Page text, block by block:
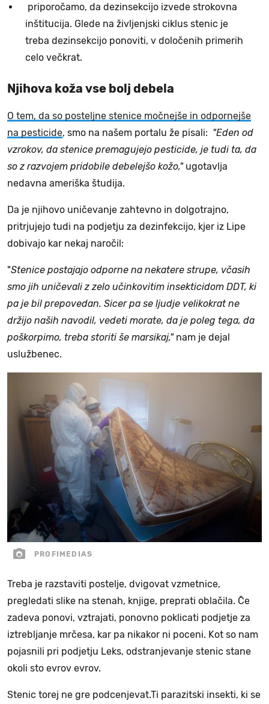
priporočamo, da dezinsekcijo izvede strokovna
inštitucija. Glede na življenjski ciklus stenic je
treba dezinsekcijo ponoviti, v določenih primerih
celo večkrat.
Njihova koža vse bolj debela
O tem, da so posteljne stenice močnejše in odpornejše
na pesticide, smo na našem portalu že pisali: "Eden od
vzrokov, da stenice premagujejo pesticide, je tudi ta, da
so z razvojem pridobile debelejšo kožo,"ugotavlja
nedavna ameriška študija.
Da je njihovo uničevanje zahtevno in dolgotrajno,
pritrjujejo tudi na podjetju za dezinfekcijo, kjer iz Lipe
dobivajo kar nekaj naročil:
"Stenice postajajo odporne na nekatere strupe, včasih
smo jih uničevali z zelo učinkovitim insekticidom DDT, ki
pa je bil prepovedan. Sicer pa se ljudje velikokrat ne
držijo naših navodil, vedeti morate, da je poleg tega, da
poškorpimo, treba storiti še marsikaj," nam je dejal
uslužbenec.
PROFIMEDIAS
Treba je razstaviti postelje, dvigovat vzmetnice,
pregledati slike na stenah, knjige, preprati oblačila. Če
zadeva ponovi, vztrajati, ponovno poklicati podjetje za
iztrebljanje mrčesa, kar pa nikakor ni poceni. Kot so nam
pojasnili pri podjetju Leks, odstranjevanje stenic stane
okoli sto evrov evrov.
Stenic torej ne gre podcenjevat.Ti parazitski insekti, ki se